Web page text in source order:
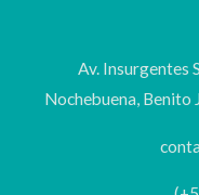
Av. Insurgentes
Nochebuena, Benito